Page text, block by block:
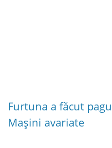
Furtuna a făcut
Mașini avariate